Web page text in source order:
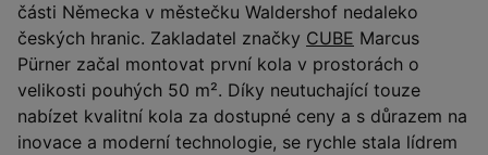
části Německa v městečku Waldershof nedaleko
českých hranic. Zakladatel značky CUBE Marcus
Pürner začal montovat první kola v prostorách o
velikosti pouhých 50 m². Díky neutuchající touze
nabízet kvalitní kola za dostupné ceny a s důrazem na
inovace a moderní technologie, se rychle stala lídrem